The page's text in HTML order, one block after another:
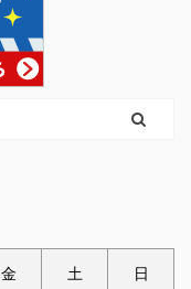
金 土 日